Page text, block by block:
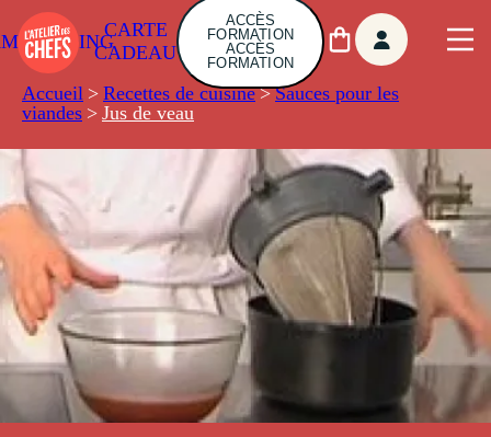
CARTE
CADEAU
ACCÈS
FORMATION
ACCÈS
FORMATION
Accueil > Recettes de cuisine > Sauces pour les
viandes > Jus de veau